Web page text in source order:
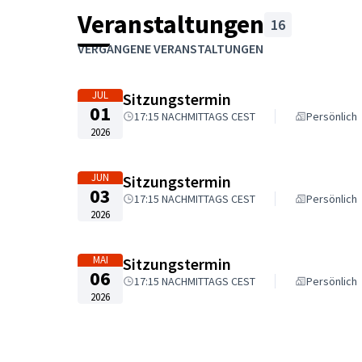
Veranstaltungen 16
Das folgende Element ist eine Karte, die die
Karte überspringen
−
VERGANGENE VERANSTALTUNGEN
JUL
01
2026
Sitzungstermin
17:15 NACHMITTAGS CEST Persönlich
JUN
03
2026
Sitzungstermin
17:15 NACHMITTAGS CEST Persönlich
MAI
06
2026
Sitzungstermin
17:15 NACHMITTAGS CEST Persönlich